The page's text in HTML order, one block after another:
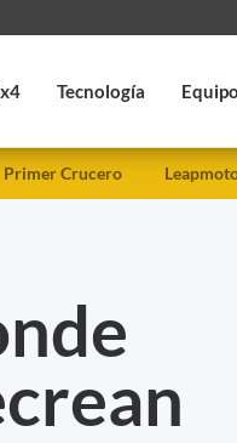
Tecnología
Primer Crucero